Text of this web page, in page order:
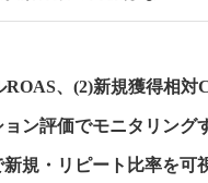
、(2)新規獲得相
ン評価でモニタリング
規・リピート比率を可